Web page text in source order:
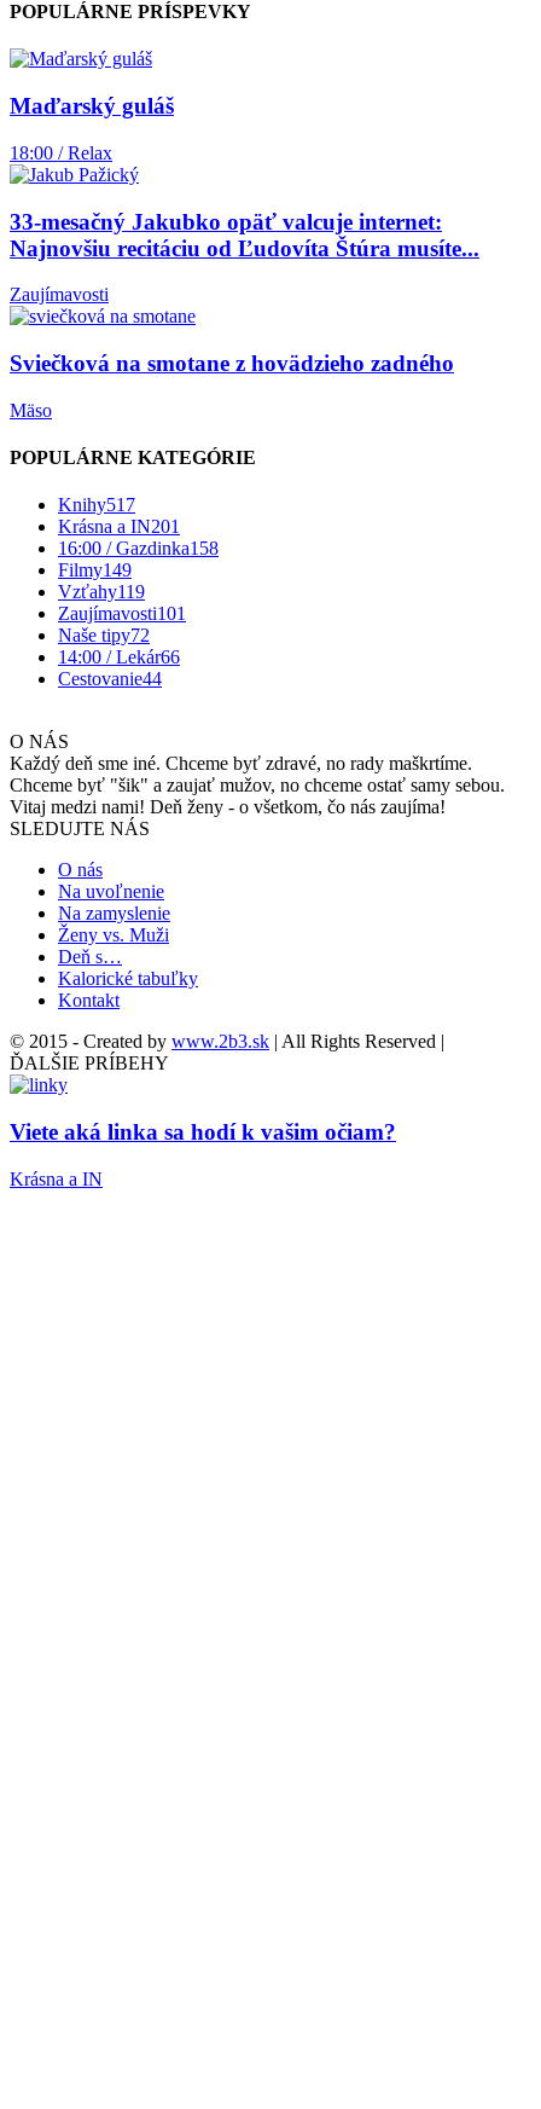
POPULÁRNE PRÍSPEVKY
Maďarský guláš
18:00 / Relax
33-mesačný Jakubko opäť valcuje internet:
Najnovšiu recitáciu od Ľudovíta Štúra musíte...
Zaujímavosti
Sviečková na smotane z hovädzieho zadného
Mäso
POPULÁRNE KATEGÓRIE
Knihy517
Krásna a IN201
16:00 / Gazdinka158
Filmy149
Vzťahy119
Zaujímavosti101
Naše tipy72
14:00 / Lekár66
Cestovanie44
O NÁS
Každý deň sme iné. Chceme byť zdravé, no rady maškrtíme.
Chceme byť "šik" a zaujať mužov, no chceme ostať samy sebou.
Vitaj medzi nami! Deň ženy - o všetkom, čo nás zaujíma!
SLEDUJTE NÁS
O nás
Na uvoľnenie
Na zamyslenie
Ženy vs. Muži
Deň s…
Kalorické tabuľky
Kontakt
© 2015 - Created by www.2b3.sk | All Rights Reserved |
ĎALŠIE PRÍBEHY
Viete aká linka sa hodí k vašim očiam?
Krásna a IN